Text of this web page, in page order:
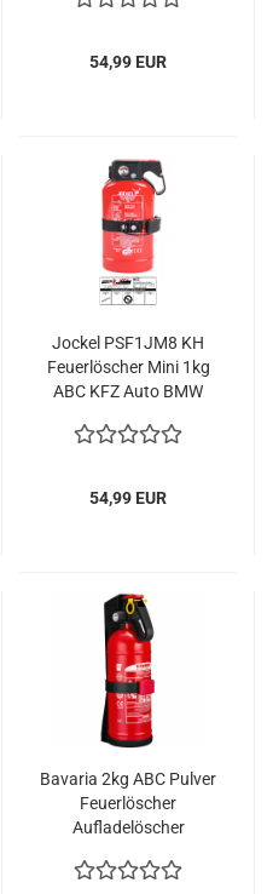
54,99 EUR
Jockel PSF1JM8 KH
Feuerlöscher Mini 1kg
ABC KFZ Auto BMW
54,99 EUR
Bavaria 2kg ABC Pulver
Feuerlöscher
Aufladelöscher
Boot Auflade